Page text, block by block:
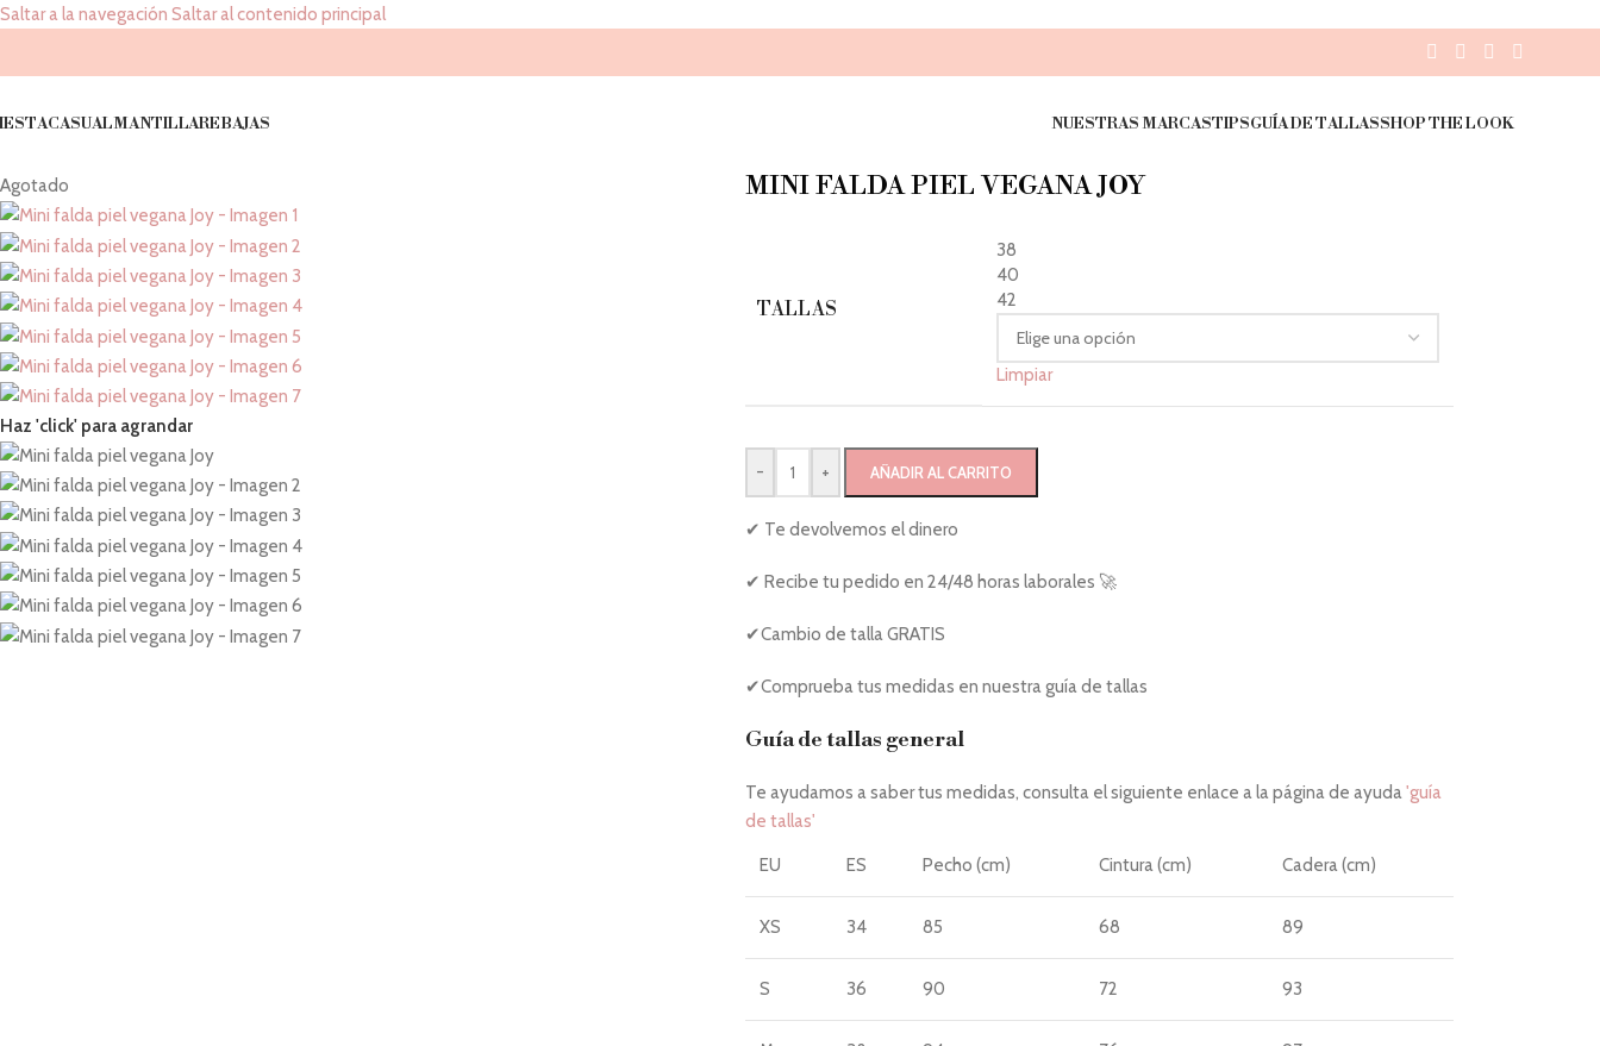
Saltar a la navegación Saltar al contenido principal
CASUALMANTILLAREBAJAS NUESTRAS MARCASTIPSGUÍA DE TALLASSHOP THE LOOK
Agotado
Haz 'click' para agrandar
MINI FALDA PIEL VEGANA JOY
TALLAS
38
40
42
Limpiar
- + AÑADIR AL CARRITO
✔ Te devolvemos el dinero
✔ Recibe tu pedido en 24/48 horas laborales 🚀
✔Cambio de talla GRATIS
✔Comprueba tus medidas en nuestra guía de tallas
Guía de tallas general
Te ayudamos a saber tus medidas, consulta el siguiente enlace a la página de ayuda'guía
de tallas'
EU ES Pecho (cm) Cintura (cm) Cadera (cm)
XS 34 85 68 89
S 36 90 72 93